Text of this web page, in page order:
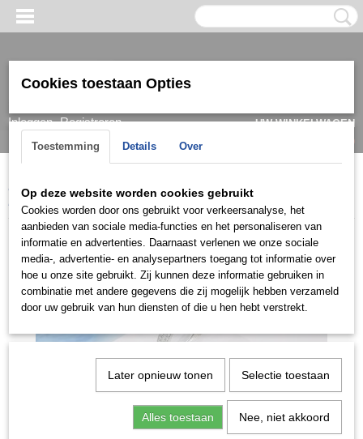
Inloggen Registreren
UW WINKELWAGEN
(0)
Home > > Verlovingsringen / Engagement
RiDBG0908
Cookies toestaan Opties
Toestemming Details Over
Op deze website worden cookies gebruikt
Cookies worden door ons gebruikt voor verkeersanalyse, het
aanbieden van sociale media-functies en het personaliseren van
informatie en advertenties. Daarnaast verlenen we onze sociale
media-, advertentie- en analysepartners toegang tot informatie over
hoe u onze site gebruikt. Zij kunnen deze informatie gebruiken in
combinatie met andere gegevens die zij mogelijk hebben verzameld
door uw gebruik van hun diensten of die u hen hebt verstrekt.
Later opnieuw tonen Selectie toestaan
Alles toestaan Nee, niet akkoord